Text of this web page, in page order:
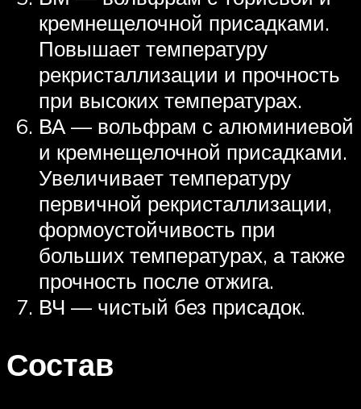
кремнещелочной присадками.
Повышает температуру
рекристаллизации и прочность
при высоких температурах.
ВА — вольфрам с алюминиевой
и кремнещелочной присадками.
Увеличивает температуру
первичной рекристаллизации,
формоустойчивость при
больших температурах, а также
прочность после отжига.
ВЧ — чистый без присадок.
Состав